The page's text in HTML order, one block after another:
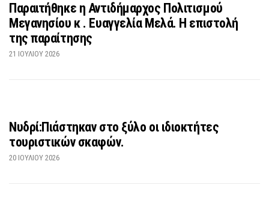
Παραιτήθηκε η Αντιδήμαρχος Πολιτισμού
Μεγανησίου κ . Ευαγγελία Μελά. Η επιστολή
της παραίτησης
21 ΙΟΥΛΊΟΥ 2026
Νυδρί:Πιάστηκαν στο ξύλο οι ιδιοκτήτες
τουριστικών σκαφών.
20 ΙΟΥΛΊΟΥ 2026